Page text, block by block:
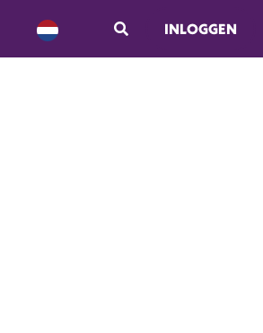
INLOGGEN